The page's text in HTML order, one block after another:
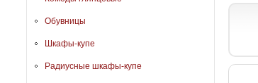
Обувницы
Шкафы-купе
Радиусные шкафы-купе